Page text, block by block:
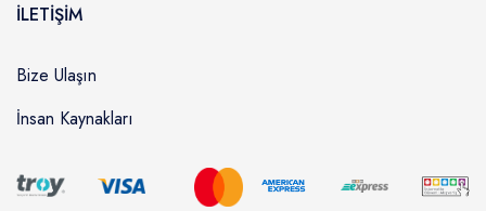
İLETİŞİM
Bize Ulaşın
İnsan Kaynakları